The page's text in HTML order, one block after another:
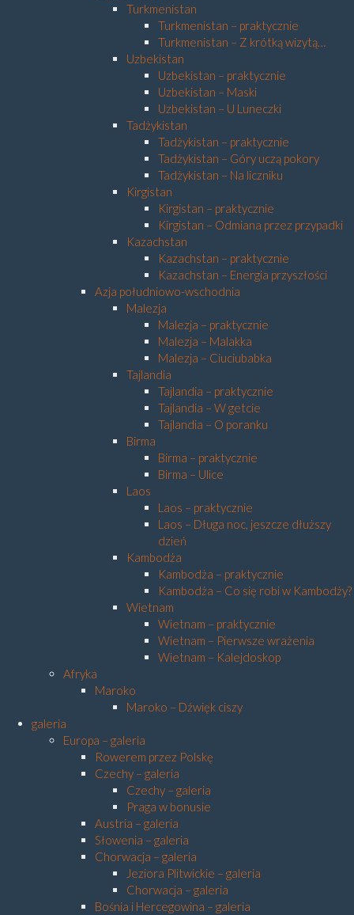
Turkmenistan
Turkmenistan – praktycznie
Turkmenistan – Z krótką wizytą…
Uzbekistan
Uzbekistan – praktycznie
Uzbekistan – Maski
Uzbekistan – U Luneczki
Tadżykistan
Tadżykistan – praktycznie
Tadżykistan – Góry uczą pokory
Tadżykistan – Na liczniku
Kirgistan
Kirgistan – praktycznie
Kirgistan – Odmiana przez przypadki
Kazachstan
Kazachstan – praktycznie
Kazachstan – Energia przyszłości
Azja południowo-wschodnia
Malezja
Malezja – praktycznie
Malezja – Malakka
Malezja – Ciuciubabka
Tajlandia
Tajlandia – praktycznie
Tajlandia – W getcie
Tajlandia – O poranku
Birma
Birma – praktycznie
Birma – Ulice
Laos
Laos – praktycznie
Laos – Długa noc, jeszcze dłuższy
dzień
Kambodża
Kambodża – praktycznie
Kambodża – Co się robi w Kambodży?
Wietnam
Wietnam – praktycznie
Wietnam – Pierwsze wrażenia
Wietnam – Kalejdoskop
Afryka
Maroko
Maroko – Dźwięk ciszy
galeria
Europa – galeria
Rowerem przez Polskę
Czechy – galeria
Czechy – galeria
Praga w bonusie
Austria – galeria
Słowenia – galeria
Chorwacja – galeria
Jeziora Plitwickie – galeria
Chorwacja – galeria
Bośnia i Hercegowina – galeria